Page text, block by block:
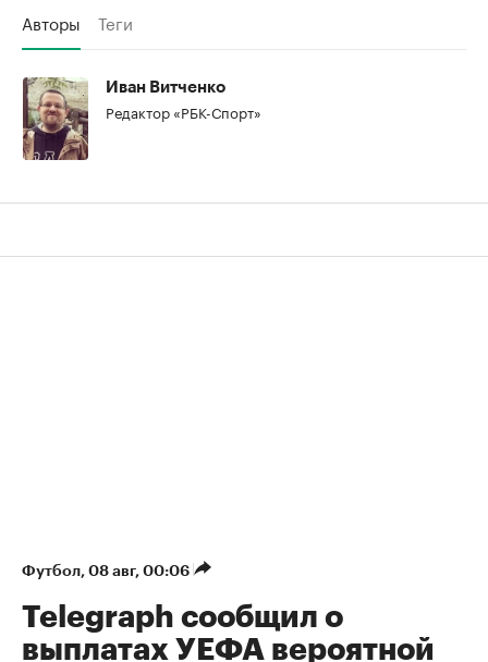
Авторы Теги
Иван Витченко
Редактор «РБК-Спорт»
Футбол 08 авг, 00:06
Telegraph сообщил о
выплатах УЕФА вероятной